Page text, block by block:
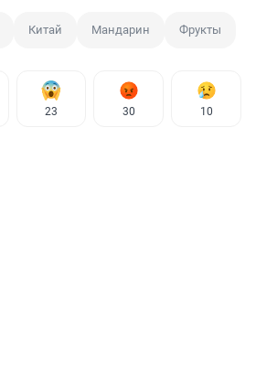
Китай Мандарин Фрукты
23 30 10